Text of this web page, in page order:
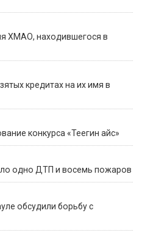
ХМАО, находившегося в
кредитах на их имя в
конкурса «Теегин айс»
одно ДТП и восемь пожаров
обсудили борьбу с